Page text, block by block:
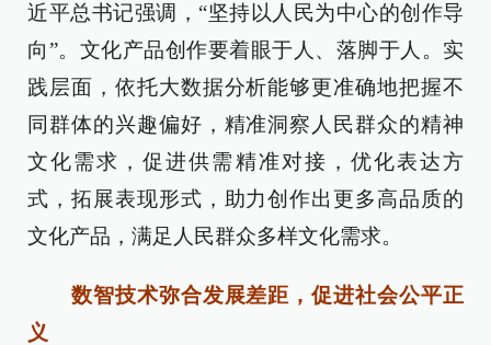
近平总书记强调，“坚持以人民为中心的创作导
向”。文化产品创作要着眼于人、落脚于人。实
践层面，依托大数据分析能够更准确地把握不
同群体的兴趣偏好，精准洞察人民群众的精神
文化需求，促进供需精准对接，优化表达方
式，拓展表现形式，助力创作出更多高品质的
文化产品，满足人民群众多样文化需求。
数智技术弥合发展差距，促进社会公平正
义